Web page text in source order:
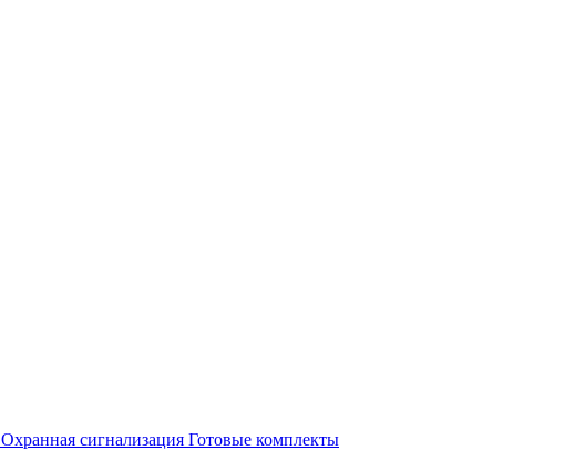
Охранная сигнализация Готовые комплекты